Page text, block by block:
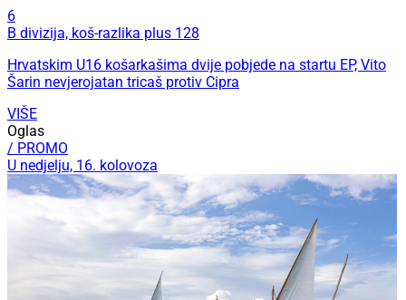
6
B divizija, koš-razlika plus 128
Hrvatskim U16 košarkašima dvije pobjede na startu EP, Vito
Šarin nevjerojatan tricaš protiv Cipra
VIŠE
Oglas
/ PROMO
U nedjelju, 16. kolovoza